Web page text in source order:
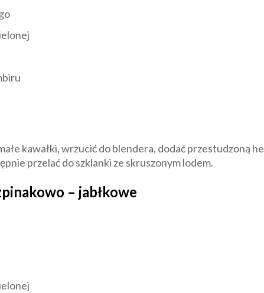
kawałki, wrzucić do blendera, dodać przestudzoną
przelać do szklanki ze skruszonym lodem.
– jabłkowe